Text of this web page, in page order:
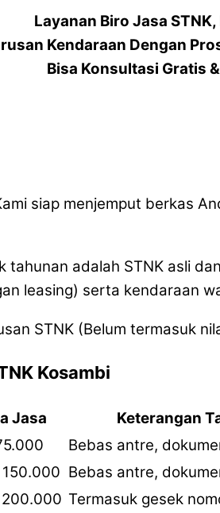
Layanan Biro Jasa
Kendaraan Dengan
Bisa Konsultasi Gratis
siap menjemput berkas
adalah STNK asli
leasing) serta kendaraan
STNK (Belum termasuk
Kosambi
Jasa
Keterangan
Bebas antre,
Bebas antre,
200.000 Termasuk gesek